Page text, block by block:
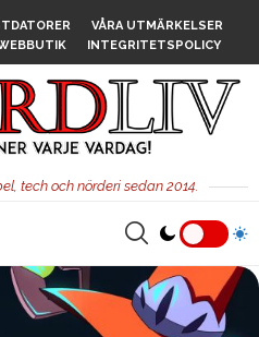
VÅRA UTMÄRKELSER
INTEGRITETSPOLICY
tech och nörderi sedan 2014.